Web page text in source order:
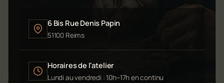
6 Bis Rue Denis Papin
51100 Reims
Horaires de l'atelier
Lundi au vendredi : 10h–17h en continu